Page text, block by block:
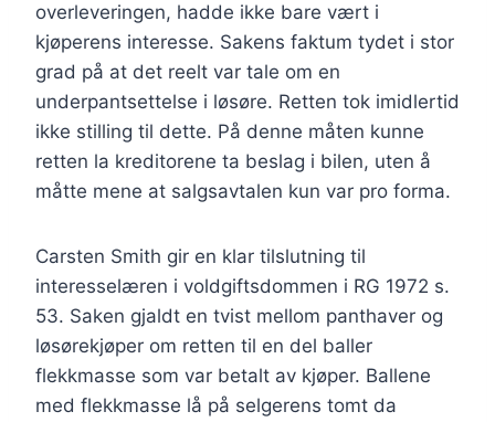
overleveringen, hadde ikke bare vært i
kjøperens interesse. Sakens faktum tydet i stor
grad på at det reelt var tale om en
underpantsettelse i løsøre. Retten tok imidlertid
ikke stilling til dette. På denne måten kunne
retten la kreditorene ta beslag i bilen, uten å
måtte mene at salgsavtalen kun var pro forma.
Carsten Smith gir en klar tilslutning til
interesselæren i voldgiftsdommen i RG 1972 s.
53. Saken gjaldt en tvist mellom panthaver og
løsørekjøper om retten til en del baller
flekkmasse som var betalt av kjøper. Ballene
med flekkmasse lå på selgerens tomt da